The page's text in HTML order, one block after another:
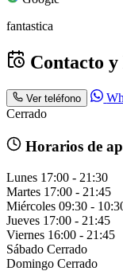
fantastica
Contacto
Ver teléfono
Cerrado
Horarios de
Lunes 17:00 - 21:30
Martes 17:00 - 21:45
Miércoles 09:30 -
Jueves 17:00 - 21:45
Viernes 16:00 - 21:45
Sábado Cerrado
Domingo Cerrado